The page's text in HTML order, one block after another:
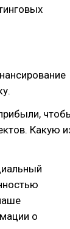
Какую
о